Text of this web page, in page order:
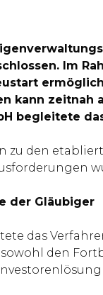
Im
kann zeitnah
begleitete
zu den
der Gläubiger
das
den